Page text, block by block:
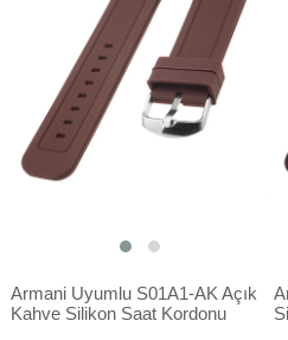
Armani Uyumlu S01A1-AK Açık
Kahve Silikon Saat Kordonu